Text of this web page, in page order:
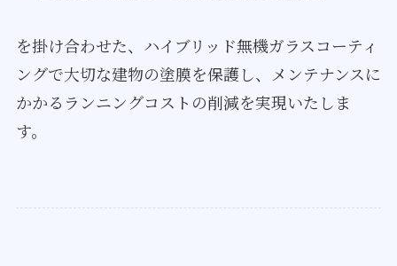
を掛け合わせた、ハイブリッド無機ガラスコーティ
ングで大切な建物の塗膜を保護し、メンテナンスに
かかるランニングコストの削減を実現いたしま
す。